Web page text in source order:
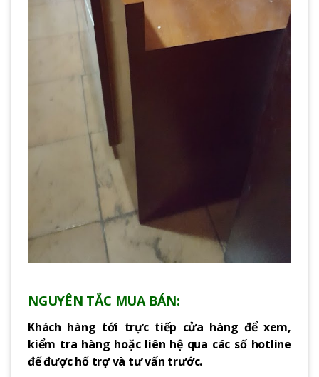
NGUYÊN TẮC MUA BÁN:
Khách hàng tới trực tiếp cửa hàng để xem,
kiểm tra hàng hoặc liên hệ qua các số hotline
để được hổ trợ và tư vấn trước.